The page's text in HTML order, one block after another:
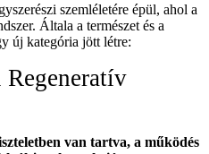
szemléletére épül, ahol a
Általa a természet és a
új kategória jött létre:
van tartva, a működés